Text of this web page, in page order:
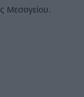
Μεσογείου.